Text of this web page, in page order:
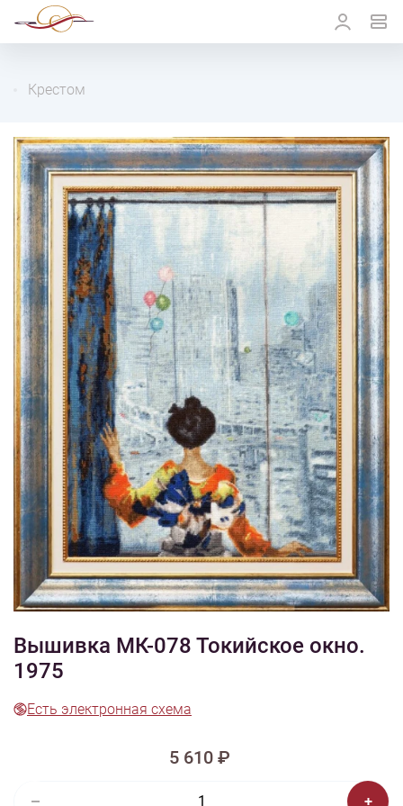
Крестом
1/7
Смотреть видео -
обзор
Смотреть видео -
обзор
Изображения и цвет представленного товара могут незначительно
отличаться от оригинала продукции, взависимости от разрешения и
настроек вашего монитора, а также условий освещения при съемке
Вышивка МК-078 Токийское окно.
1975
Есть электронная схема
5 610 ₽